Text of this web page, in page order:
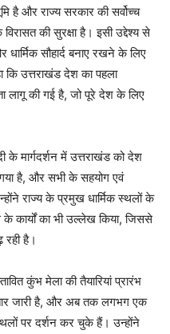
है और राज्य सरकार की सर्वोच्च
की सुरक्षा है। इसी उद्देश्य से
सौहार्द बनाए रखने के लिए
कि उत्तराखंड देश का पहला
लागू की गई है, जो पूरे देश के लिए
के मार्गदर्शन में उत्तराखंड को देश
है, और सभी के सहयोग एवं
राज्य के प्रमुख धार्मिक स्थलों के
कार्यों का भी उल्लेख किया, जिससे
रही है।
कुंभ मेला की तैयारियां प्रारंभ
जारी है, और अब तक लगभग एक
पर दर्शन कर चुके हैं। उन्होंने